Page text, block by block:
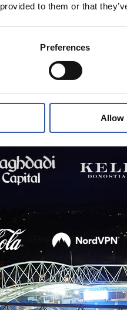
to them or that
Preferences
Allow